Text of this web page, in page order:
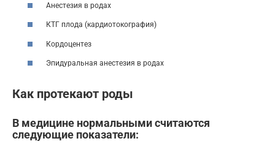
Анестезия в родах
КТГ плода (кардиотокография)
Кордоцентез
Эпидуральная анестезия в родах
Как протекают роды
В медицине нормальными считаются
следующие показатели: